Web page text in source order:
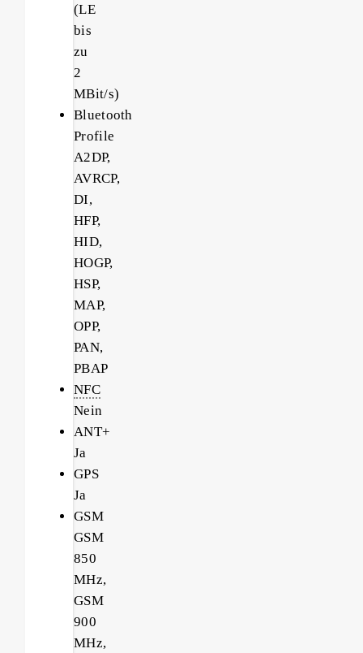
(LE
bis
zu
2
MBit/s)
Bluetooth
Profile
A2DP,
AVRCP,
DI,
HFP,
HID,
HOGP,
HSP,
MAP,
OPP,
PAN,
PBAP
NFC
Nein
ANT+
Ja
GPS
Ja
GSM
GSM
850
MHz,
GSM
900
MHz,